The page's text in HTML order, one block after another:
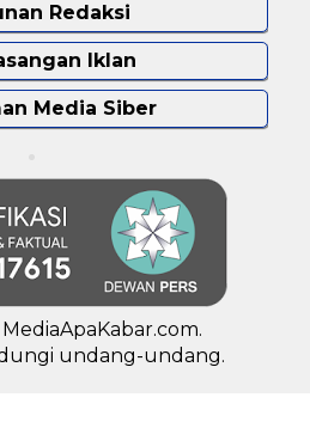
Redaksi
Iklan
Media Siber
undang-undang.